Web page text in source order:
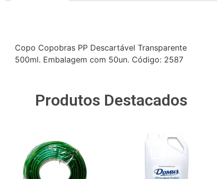
Copo Copobras PP Descartável Transparente
500ml. Embalagem com 50un. Código: 2587
Produtos Destacados